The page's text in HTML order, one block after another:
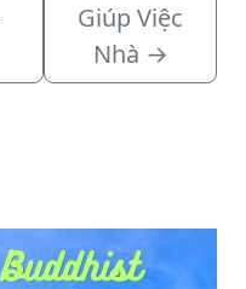
Giúp Việc
Nhà →